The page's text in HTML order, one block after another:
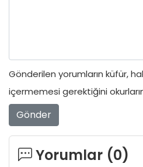
Gönderilen yorumların küfür,
içermemesi gerektiğini
Gönder
Yorumlar (0)